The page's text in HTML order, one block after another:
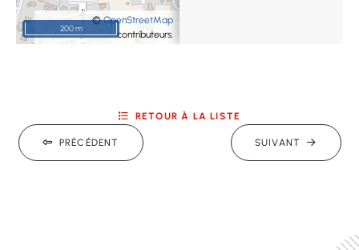
©OpenStreetMap
contributeurs.
200 m
PRÉCÉDENT
RETOUR À LA LISTE
SUIVANT